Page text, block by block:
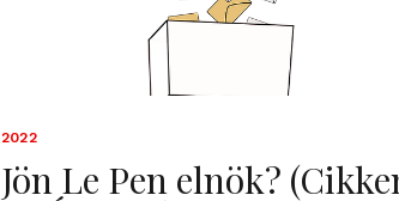
2022
Jön Le Pen elnök?